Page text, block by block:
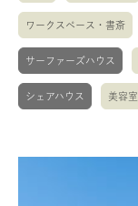
ワークスペース・書斎
サーファーズハウス
シェアハウス 美容室